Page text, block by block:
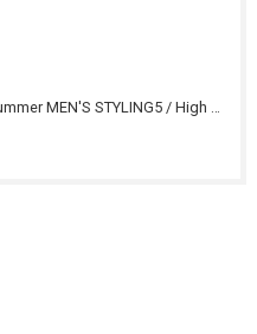
26'Spring & Summer MEN'S STYLING5 / High Summer RELAX STYLE 1